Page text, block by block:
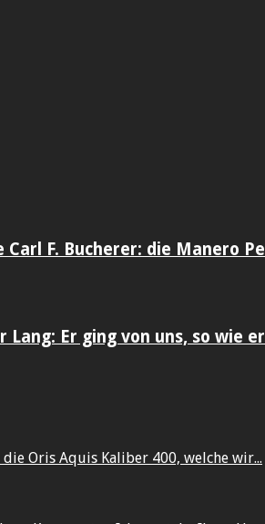
F. Bucherer: die Manero
Er ging von uns, so wie
Oris Aquis Kaliber 400, welche wir...